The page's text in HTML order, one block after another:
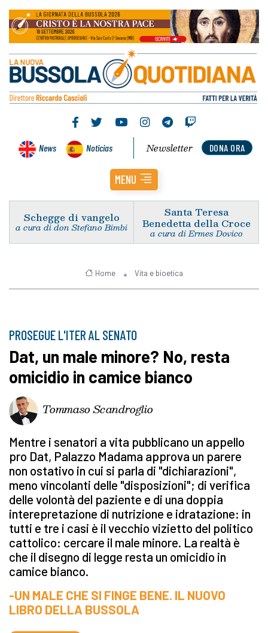
News Noticias DONA ORA
Newsletter
MENU
Schegge di vangelo
a cura di don Stefano Bimbi
Santa Teresa
Benedetta della Croce
a cura di Ermes Dovico
Home Vita e bioetica
PROSEGUE L'ITER AL SENATO
Dat, un male minore? No, resta
omicidio in camice bianco
Tommaso Scandroglio
Mentre i senatori a vita pubblicano un appello
pro Dat, Palazzo Madama approva un parere
non ostativo in cui si parla di "dichiarazioni",
meno vincolanti delle "disposizioni"; di verifica
delle volontà del paziente e di una doppia
interepretazione di nutrizione e idratazione: in
tutti e tre i casi è il vecchio vizietto del politico
cattolico: cercare il male minore. La realtà è
che il disegno di legge resta un omicidio in
camice bianco.
-UN MALE CHE SI FINGE BENE. IL NUOVO
LIBRO DELLA BUSSOLA